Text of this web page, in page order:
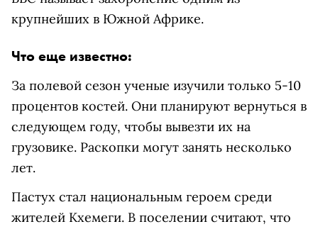
крупнейших в Южной Африке.
Что еще известно:
За полевой сезон ученые изучили только 5-10
процентов костей. Они планируют вернуться в
следующем году, чтобы вывезти их на
грузовике. Раскопки могут занять несколько
лет.
Пастух стал национальным героем среди
жителей Кхемеги. В поселении считают, что